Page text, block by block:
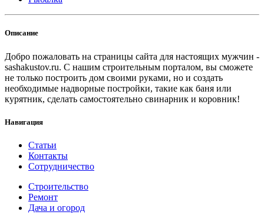
Описание
Добро пожаловать на страницы сайта для настоящих мужчин -
sashakustov.ru. С нашим строительным порталом, вы сможете
не только построить дом своими руками, но и создать
необходимые надворные постройки, такие как баня или
курятник, сделать самостоятельно свинарник и коровник!
Навигация
Статьи
Контакты
Сотрудничество
Строительство
Ремонт
Дача и огород